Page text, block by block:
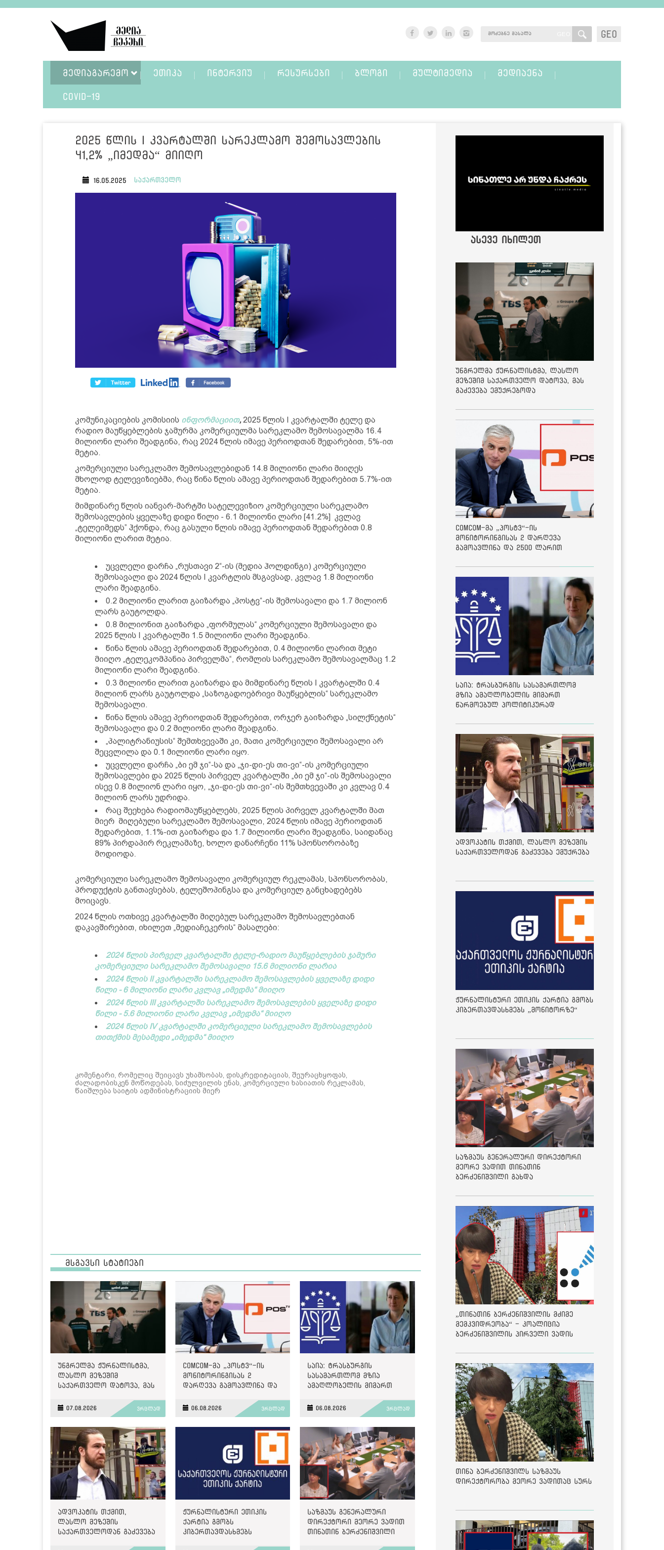
GEO
ᲛᲔᲓᲘᲐᲒᲐᲠᲔᲛᲝ ᲔᲗᲘᲙᲐ ᲘᲜᲢᲔᲠᲕᲘᲣ ᲠᲔᲡᲣᲠᲡᲔᲑᲘ ᲑᲚᲝᲒᲘ ᲛᲣᲚᲢᲘᲛᲔᲓᲘᲐ ᲛᲔᲓᲘᲐᲔᲜᲐ
COVID-19
2025 წლის I კვარტალში სარეკლამო შემოსავლების
41,2% „იმედმა“ მიიღო
16.05.2025 საქართველო
კომუნიკაციების კომისიის ინფორმაციით, 2025 წლის I კვარტალში ტელე და
რადიო მაუწყებლების ჯამურმა კომერციულმა სარეკლამო შემოსავალმა 16.4
მილიონი ლარი შეადგინა, რაც 2024 წლის იმავე პერიოდთან შედარებით, 5%-ით
მეტია.
კომერციული სარეკლამო შემოსავლებიდან 14.8 მილიონი ლარი მიიღეს
მხოლოდ ტელევიზიებმა, რაც წინა წლის ამავე პერიოდთან შედარებით 5.7%-ით
მეტია.
მიმდინარე წლის იანვარ-მარტში სატელევიზიო კომერციული სარეკლამო
შემოსავლების ყველაზე დიდი წილი - 6.1 მილიონი ლარი [41.2%] კვლავ
„ტელეიმედს” ჰქონდა, რაც გასული წლის იმავე პერიოდთან შედარებით 0.8
მილიონი ლარით მეტია.
უცვლელი დარჩა „რუსთავი 2“-ის (მედია ჰოლდინგი) კომერციული
შემოსავალი და 2024 წლის I კვარტლის მსგავსად, კვლავ 1.8 მილიონი
ლარი შეადგინა.
0.2 მილიონი ლარით გაიზარდა „პოსტვ“-ის შემოსავალი და 1.7 მილიონ
ლარს გაუტოლდა.
0.8 მილიონით გაიზარდა „ფორმულას“ კომერციული შემოსავალი და
2025 წლის I კვარტალში 1.5 მილიონი ლარი შეადგინა.
წინა წლის ამავე პერიოდთან შედარებით, 0.4 მილიონი ლარით მეტი
მიიღო „ტელეკომპანია პირველმა“, რომლის სარეკლამო შემოსავალმაც 1.2
მილიონი ლარი შეადგინა.
0.3 მილიონი ლარით გაიზარდა და მიმდინარე წლის I კვარტალში 0.4
მილიონ ლარს გაუტოლდა „საზოგადოებრივი მაუწყებლის“ სარეკლამო
შემოსავალი.
წინა წლის ამავე პერიოდთან შედარებით, ორჯერ გაიზარდა „სილქნეტის“
შემოსავალი და 0.2 მილიონი ლარი შეადგინა.
„პალიტრანიუსის“ შემთხვევაში კი, მათი კომერციული შემოსავალი არ
შეცვლილა და 0.1 მილიონი ლარი იყო.
უცვლელი დარჩა „ბი ემ ჯი“-სა და „ჯი-დი-ეს თი-ვი“-ის კომერციული
შემოსავლები და 2025 წლის პირველ კვარტალში „ბი ემ ჯი“-ის შემოსავალი
ისევ 0.8 მილიონ ლარი იყო, „ჯი-დი-ეს თი-ვი“-ის შემთხვევაში კი კვლავ 0.4
მილიონ ლარს უდრიდა.
რაც შეეხება რადიომაუწყებლებს, 2025 წლის პირველ კვარტალში მათ
მიერ მიღებული სარეკლამო შემოსავალი, 2024 წლის იმავე პერიოდთან
შედარებით, 1.1%-ით გაიზარდა და 1.7 მილიონი ლარი შეადგინა, საიდანაც
89% პირდაპირ რეკლამაზე, ხოლო დანარჩენი 11% სპონსორობაზე
მოდიოდა.
კომერციული სარეკლამო შემოსავალი კომერციულ რეკლამას, სპონსორობას,
პროდუქტის განთავსებას, ტელეშოპინგსა და კომერციულ განცხადებებს
მოიცავს.
2024 წლის ოთხივე კვარტალში მიღებულ სარეკლამო შემოსავლებთან
დაკავშირებით, იხილეთ „მედიაჩეკერის“ მასალები:
2024 წლის პირველ კვარტალში ტელე-რადიო მაუწყებლების ჯამური
კომერციული სარეკლამო შემოსავალი 15.6 მილიონი ლარია
2024 წლის II კვარტალში სარეკლამო შემოსავლების ყველაზე დიდი
წილი - 6 მილიონი ლარი კვლავ „იმედმა“ მიიღო
2024 წლის III კვარტალში სარეკლამო შემოსავლების ყველაზე დიდი
წილი - 5.6 მილიონი ლარი კვლავ „იმედმა“ მიიღო
2024 წლის IV კვარტალში კომერციული სარეკლამო შემოსავლების
თითქმის მესამედი „იმედმა“ მიიღო
კომენტარი, რომელიც შეიცავს უხამსობას, დისკრედიტაციას, შეურაცხყოფას,
ძალადობისკენ მოწოდებას, სიძულვილის ენას, კომერციული ხასიათის რეკლამას,
წაიშლება საიტის ადმინისტრაციის მიერ
მსგავსი სტატიები
უნგრელმა ჟურნალისტმა,
ლასლო მეზეშიმ
საქართველო დატოვა, მას
07.08.2026 ვრცლად
ComCom-მა „პოსტვ“-ის
მონიტორინგისას 2
დარღევა გამოავლინა და
06.08.2026 ვრცლად
საია: ტრასბურგის
სასამართლომ მზია
ამაღლობელის მიმართ
მოტივირებულ ბრალდების
საქმეზე მეოთხე საჩივარი
06.08.2026 ვრცლად
ადვოკატის თქმით,
ლასლო მეზეშის
საქართველოდან გაძევება
ჟურნალისტური ეთიკის
ქარტია გმობს
კიბერთავდასხმებს
საზმაუს გენერალური
დირექტორი მეორე ვადით
თინათინ ბერძენიშვილი
ასევე იხილეთ
უნგრელმა ჟურნალისტმა, ლასლო
მეზეშიმ საქართველო დატოვა, მას
გაძევება ემუქრებოდა
ComCom-მა „პოსტვ“-ის
მონიტორინგისას 2 დარღევა
გამოავლინა და 2500 ლარით
საია: ტრასბურგის სასამართლომ
მზია ამაღლობელის მიმართ
წარმოებულ პოლიტიკურად
მეოთხე საჩივარი დაარეგისტრირა
ადვოკატის თქმით, ლასლო მეზეშის
საქართველოდან გაძევება ემუქრება
ჟურნალისტური ეთიკის ქარტია გმობს
კიბერთავდასხმებს „მონიტორზე“
საზმაუს გენერალური დირექტორი
მეორე ვადით თინათინ
ბერძენიშვილი გახდა
„თინათინ ბერძენიშვილის მძიმე
მემკვიდრეობა“ - კოალიცია
ბერძენიშვილის პირველი ვადის
თინა ბერძენიშვილს საზმაუს
დირექტორობა მეორე ვადითაც სურს